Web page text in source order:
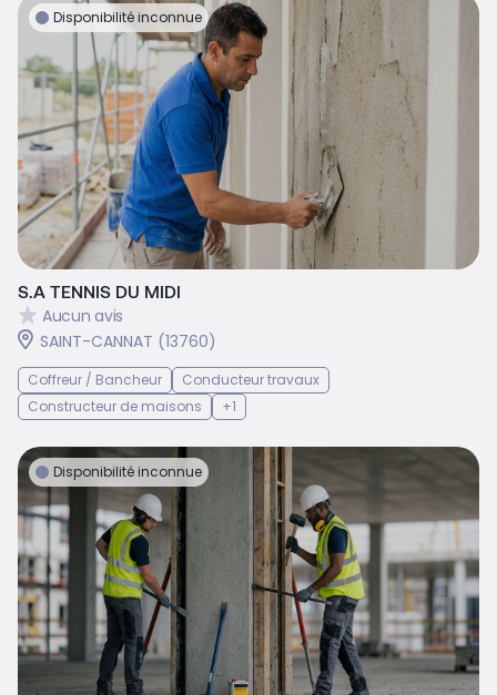
Disponibilité inconnue
S.A TENNIS DU MIDI
Aucun avis
SAINT-CANNAT (13760)
Coffreur / Bancheur
Conducteur travaux
Constructeur de maisons
+1
Disponibilité inconnue